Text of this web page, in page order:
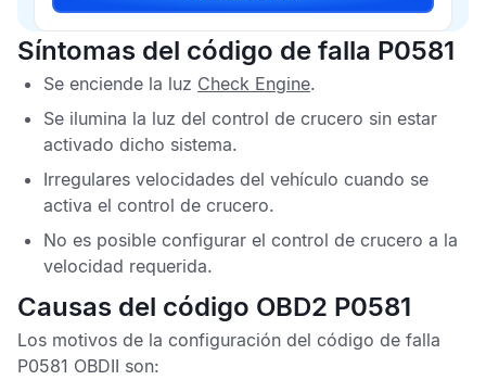
Síntomas del código de falla P0581
Se enciende la luz Check Engine.
Se ilumina la luz del control de crucero sin estar
activado dicho sistema.
Irregulares velocidades del vehículo cuando se
activa el control de crucero.
No es posible configurar el control de crucero a la
velocidad requerida.
Causas del código OBD2 P0581
Los motivos de la configuración del código de falla
P0581 OBDII son: